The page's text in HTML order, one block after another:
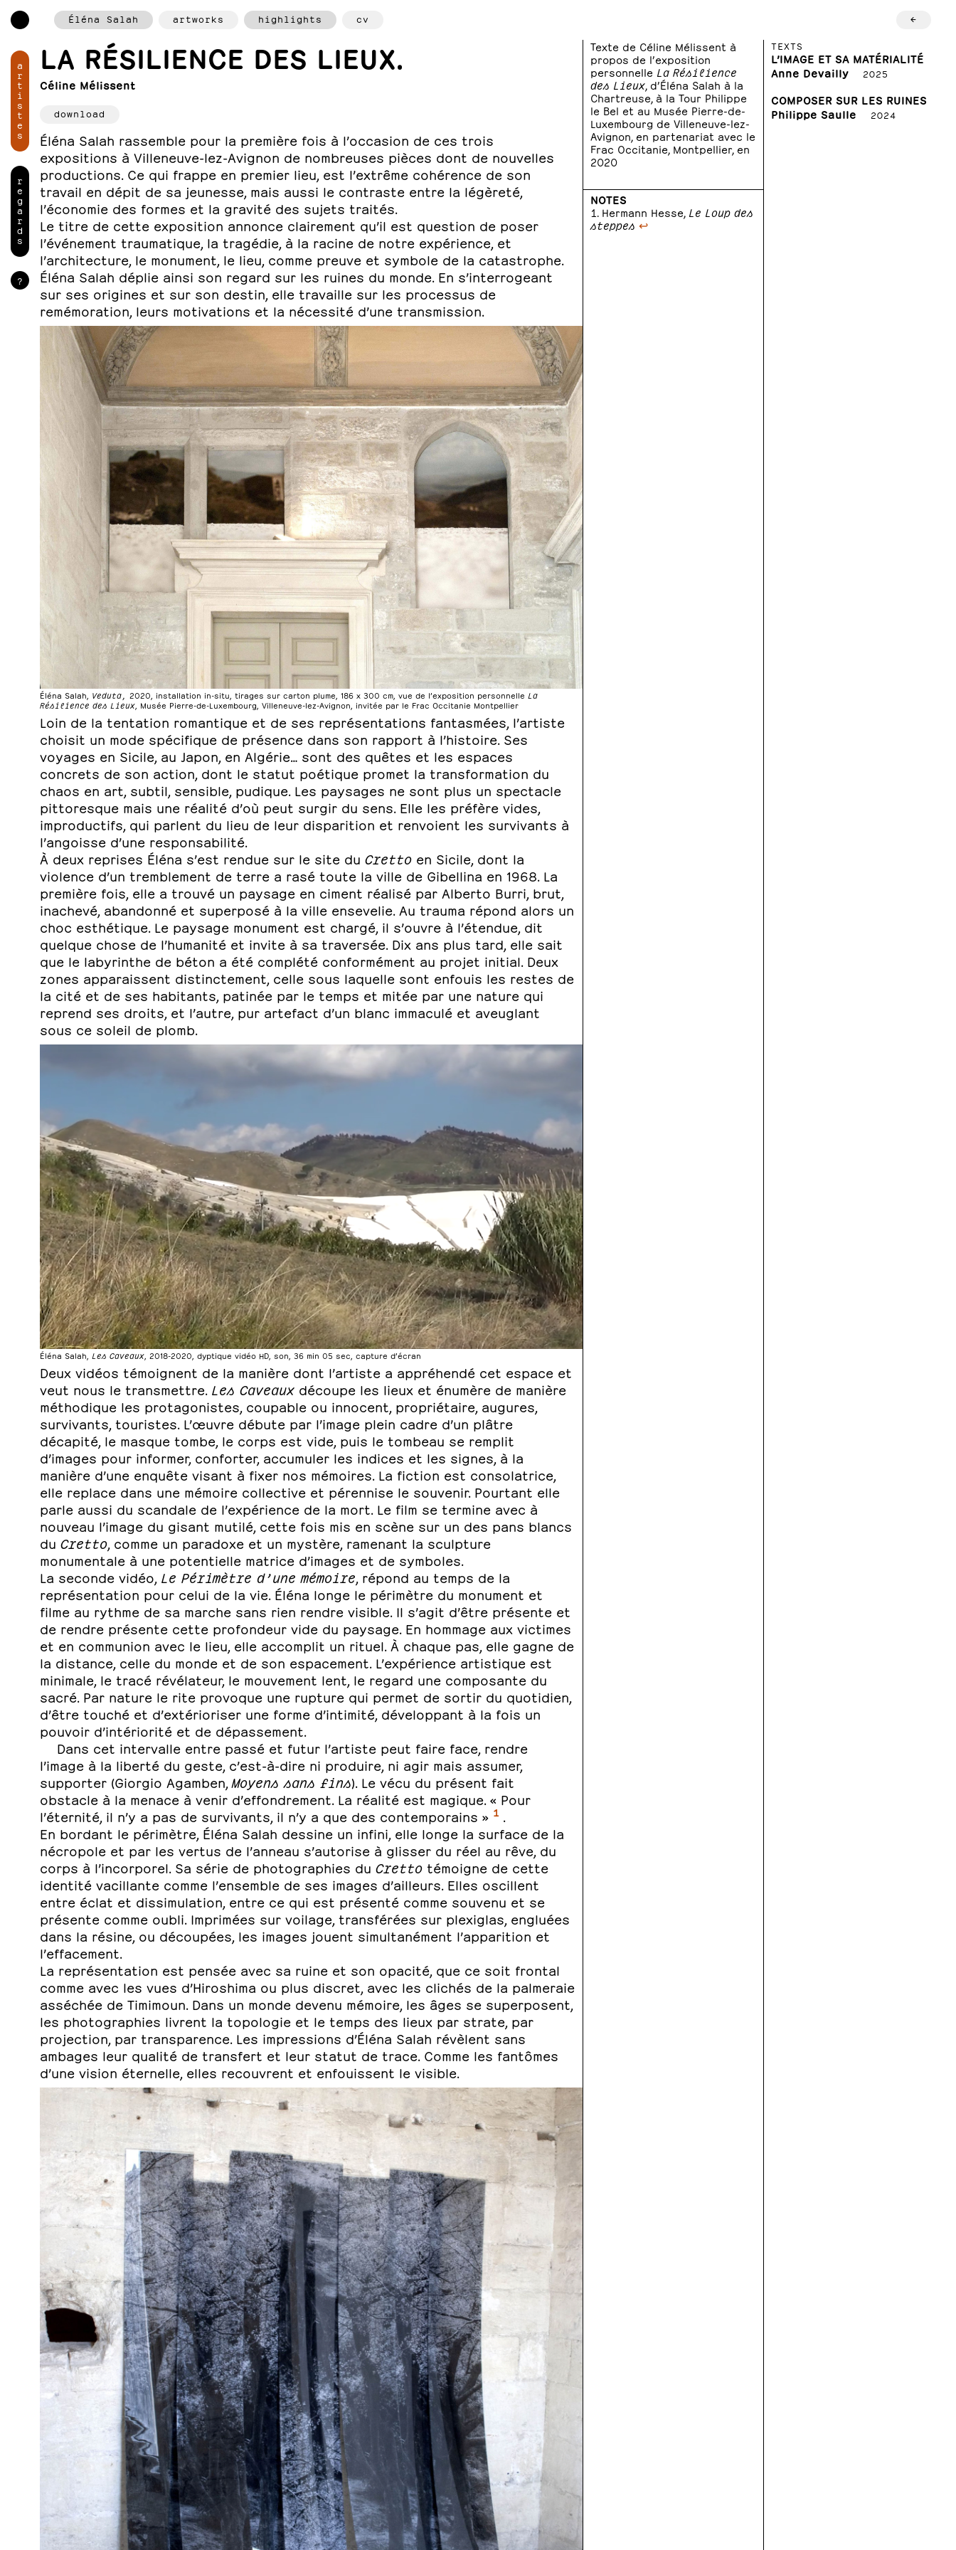
a
r
t
i
s
t
e
s
r
e
g
a
r
d
s
?
Éléna Salah artworks highlights cv ←
LA RÉSILIENCE DES LIEUX.
Céline Mélissent
download
Éléna Salah rassemble pour la première fois à l’occasion de ces trois
expositions à Villeneuve-lez-Avignon de nombreuses pièces dont de nouvelles
productions. Ce qui frappe en premier lieu, est l’extrême cohérence de son
travail en dépit de sa jeunesse, mais aussi le contraste entre la légèreté,
l’économie des formes et la gravité des sujets traités.
Le titre de cette exposition annonce clairement qu’il est question de poser
l’événement traumatique, la tragédie, à la racine de notre expérience, et
l’architecture, le monument, le lieu, comme preuve et symbole de la catastrophe.
Éléna Salah déplie ainsi son regard sur les ruines du monde. En s’interrogeant
sur ses origines et sur son destin, elle travaille sur les processus de
remémoration, leurs motivations et la nécessité d’une transmission.
Éléna Salah, Veduta, 2020, installation in-situ, tirages sur carton plume, 186 x 300 cm, vue de l’exposition personnelle La
Résilience des Lieux, Musée Pierre-de-Luxembourg, Villeneuve-lez-Avignon, invitée par le Frac Occitanie Montpellier
Loin de la tentation romantique et de ses représentations fantasmées, l’artiste
choisit un mode spécifique de présence dans son rapport à l’histoire. Ses
voyages en Sicile, au Japon, en Algérie… sont des quêtes et les espaces
concrets de son action, dont le statut poétique promet la transformation du
chaos en art, subtil, sensible, pudique. Les paysages ne sont plus un spectacle
pittoresque mais une réalité d’où peut surgir du sens. Elle les préfère vides,
improductifs, qui parlent du lieu de leur disparition et renvoient les survivants à
l’angoisse d’une responsabilité.
À deux reprises Éléna s’est rendue sur le site du Cretto en Sicile, dont la
violence d’un tremblement de terre a rasé toute la ville de Gibellina en 1968. La
première fois, elle a trouvé un paysage en ciment réalisé par Alberto Burri, brut,
inachevé, abandonné et superposé à la ville ensevelie. Au trauma répond alors un
choc esthétique. Le paysage monument est chargé, il s’ouvre à l’étendue, dit
quelque chose de l’humanité et invite à sa traversée. Dix ans plus tard, elle sait
que le labyrinthe de béton a été complété conformément au projet initial. Deux
zones apparaissent distinctement, celle sous laquelle sont enfouis les restes de
la cité et de ses habitants, patinée par le temps et mitée par une nature qui
reprend ses droits, et l’autre, pur artefact d’un blanc immaculé et aveuglant
sous ce soleil de plomb.
Éléna Salah, Les Caveaux , 2018-2020, dyptique vidéo HD, son, 36 min 05 sec, capture d’écran
Deux vidéos témoignent de la manière dont l’artiste a appréhendé cet espace et
veut nous le transmettre. Les Caveaux découpe les lieux et énumère de manière
méthodique les protagonistes, coupable ou innocent, propriétaire, augures,
survivants, touristes. L’œuvre débute par l’image plein cadre d’un plâtre
décapité, le masque tombe, le corps est vide, puis le tombeau se remplit
d’images pour informer, conforter, accumuler les indices et les signes, à la
manière d’une enquête visant à fixer nos mémoires. La fiction est consolatrice,
elle replace dans une mémoire collective et pérennise le souvenir. Pourtant elle
parle aussi du scandale de l’expérience de la mort. Le film se termine avec à
nouveau l’image du gisant mutilé, cette fois mis en scène sur un des pans blancs
du Cretto , comme un paradoxe et un mystère, ramenant la sculpture
monumentale à une potentielle matrice d’images et de symboles.
La seconde vidéo, Le Périmètre d’une mémoire , répond au temps de la
représentation pour celui de la vie. Éléna longe le périmètre du monument et
filme au rythme de sa marche sans rien rendre visible. Il s’agit d’être présente et
de rendre présente cette profondeur vide du paysage. En hommage aux victimes
et en communion avec le lieu, elle accomplit un rituel. À chaque pas, elle gagne de
la distance, celle du monde et de son espacement. L’expérience artistique est
minimale, le tracé révélateur, le mouvement lent, le regard une composante du
sacré. Par nature le rite provoque une rupture qui permet de sortir du quotidien,
d’être touché et d’extérioriser une forme d’intimité, développant à la fois un
pouvoir d’intériorité et de dépassement.
Dans cet intervalle entre passé et futur l’artiste peut faire face, rendre
l’image à la liberté du geste, c’est-à-dire ni produire, ni agir mais assumer,
supporter (Giorgio Agamben, Moyens sans fins). Le vécu du présent fait
obstacle à la menace à venir d’effondrement. La réalité est magique. « Pour
l’éternité, il n’y a pas de survivants, il n’y a que des contemporains » 1.
En bordant le périmètre, Éléna Salah dessine un infini, elle longe la surface de la
nécropole et par les vertus de l’anneau s’autorise à glisser du réel au rêve, du
corps à l’incorporel. Sa série de photographies du Cretto témoigne de cette
identité vacillante comme l’ensemble de ses images d’ailleurs. Elles oscillent
entre éclat et dissimulation, entre ce qui est présenté comme souvenu et se
présente comme oubli. Imprimées sur voilage, transférées sur plexiglas, engluées
dans la résine, ou découpées, les images jouent simultanément l’apparition et
l’effacement.
La représentation est pensée avec sa ruine et son opacité, que ce soit frontal
comme avec les vues d’Hiroshima ou plus discret, avec les clichés de la palmeraie
asséchée de Timimoun. Dans un monde devenu mémoire, les âges se superposent,
les photographies livrent la topologie et le temps des lieux par strate, par
projection, par transparence. Les impressions d’Éléna Salah révèlent sans
ambages leur qualité de transfert et leur statut de trace. Comme les fantômes
d’une vision éternelle, elles recouvrent et enfouissent le visible.
Texte de Céline Mélissent à
propos de l’exposition
personnelle La Résilience
des Lieux, d’Éléna Salah à la
Chartreuse, à la Tour Philippe
le Bel et au Musée Pierre-de-
Luxembourg de Villeneuve-lez-
Avignon, en partenariat avec le
Frac Occitanie, Montpellier, en
2020
NOTES
Hermann Hesse, Le Loup des
steppes ↩
TEXTS
L’IMAGE ET SA MATÉRIALITÉ
Anne Devailly
2025
COMPOSER SUR LES RUINES
Philippe Saulle
2024